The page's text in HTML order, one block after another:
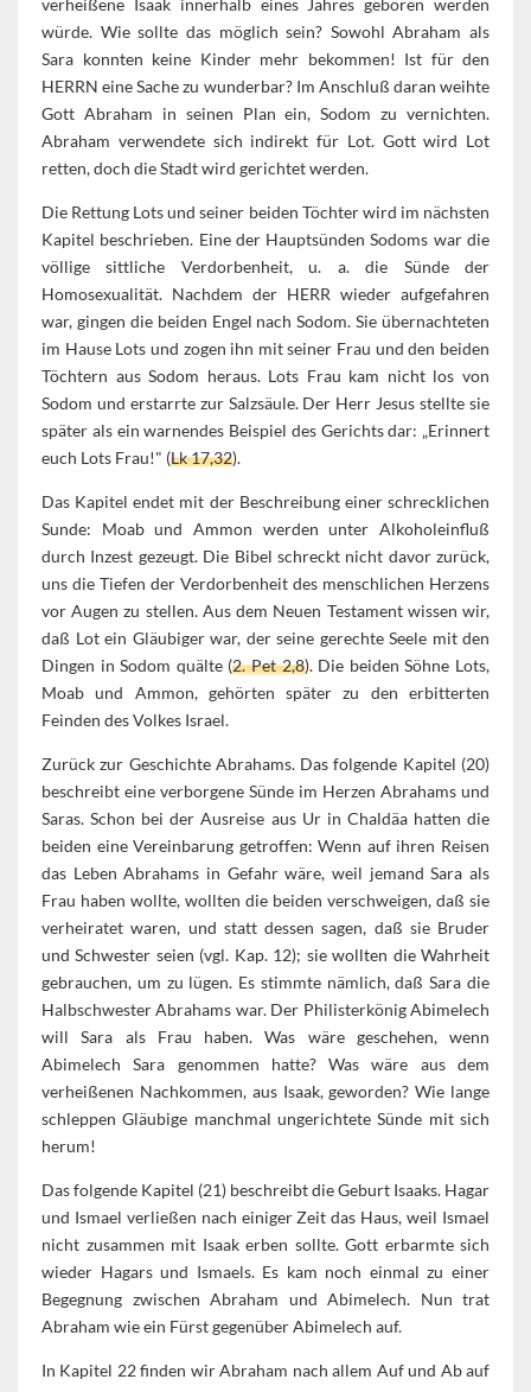
verheißene Isaak innerhalb eines Jahres geboren werden
würde. Wie sollte das möglich sein? Sowohl Abraham als
Sara konnten keine Kinder mehr bekommen! Ist für den
HERRN eine Sache zu wunderbar? Im Anschluß daran weihte
Gott Abraham in seinen Plan ein, Sodom zu vernichten.
Abraham verwendete sich indirekt für Lot. Gott wird Lot
retten, doch die Stadt wird gerichtet werden.
Die Rettung Lots und seiner beiden Töchter wird im nächsten
Kapitel beschrieben. Eine der Hauptsünden Sodoms war die
völlige sittliche Verdorbenheit, u. a. die Sünde der
Homosexualität. Nachdem der HERR wieder aufgefahren
war, gingen die beiden Engel nach Sodom. Sie übernachteten
im Hause Lots und zogen ihn mit seiner Frau und den beiden
Töchtern aus Sodom heraus. Lots Frau kam nicht los von
Sodom und erstarrte zur Salzsäule. Der Herr Jesus stellte sie
später als ein warnendes Beispiel des Gerichts dar: „Erinnert
euch Lots Frau!" (Lk 17,32).
Das Kapitel endet mit der Beschreibung einer schrecklichen
Sunde: Moab und Ammon werden unter Alkoholeinfluß
durch Inzest gezeugt. Die Bibel schreckt nicht davor zurück,
uns die Tiefen der Verdorbenheit des menschlichen Herzens
vor Augen zu stellen. Aus dem Neuen Testament wissen wir,
daß Lot ein Gläubiger war, der seine gerechte Seele mit den
Dingen in Sodom quälte (2. Pet 2,8). Die beiden Söhne Lots,
Moab und Ammon, gehörten später zu den erbitterten
Feinden des Volkes Israel.
Zurück zur Geschichte Abrahams. Das folgende Kapitel (20)
beschreibt eine verborgene Sünde im Herzen Abrahams und
Saras. Schon bei der Ausreise aus Ur in Chaldäa hatten die
beiden eine Vereinbarung getroffen: Wenn auf ihren Reisen
das Leben Abrahams in Gefahr wäre, weil jemand Sara als
Frau haben wollte, wollten die beiden verschweigen, daß sie
verheiratet waren, und statt dessen sagen, daß sie Bruder
und Schwester seien (vgl. Kap. 12); sie wollten die Wahrheit
gebrauchen, um zu lügen. Es stimmte nämlich, daß Sara die
Halbschwester Abrahams war. Der Philisterkönig Abimelech
will Sara als Frau haben. Was wäre geschehen, wenn
Abimelech Sara genommen hatte? Was wäre aus dem
verheißenen Nachkommen, aus Isaak, geworden? Wie lange
schleppen Gläubige manchmal ungerichtete Sünde mit sich
herum!
Das folgende Kapitel (21) beschreibt die Geburt Isaaks. Hagar
und Ismael verließen nach einiger Zeit das Haus, weil Ismael
nicht zusammen mit Isaak erben sollte. Gott erbarmte sich
wieder Hagars und Ismaels. Es kam noch einmal zu einer
Begegnung zwischen Abraham und Abimelech. Nun trat
Abraham wie ein Fürst gegenüber Abimelech auf.
In Kapitel 22 finden wir Abraham nach allem Auf und Ab auf